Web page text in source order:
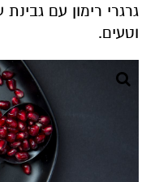
גרגרי רימון עם גבינת
וטעים.